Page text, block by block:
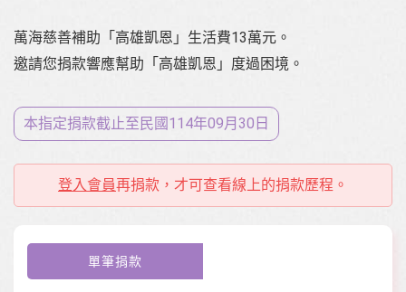
萬海慈善補助「高雄凱恩」生活費13萬元。
邀請您捐款響應幫助「高雄凱恩」度過困境。
本指定捐款截止至⺠國114年09月30日
登入會員再捐款，才可查看線上的捐款歷程。
單筆捐款